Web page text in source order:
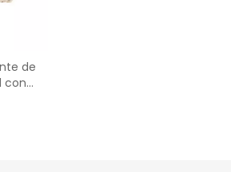
de
con